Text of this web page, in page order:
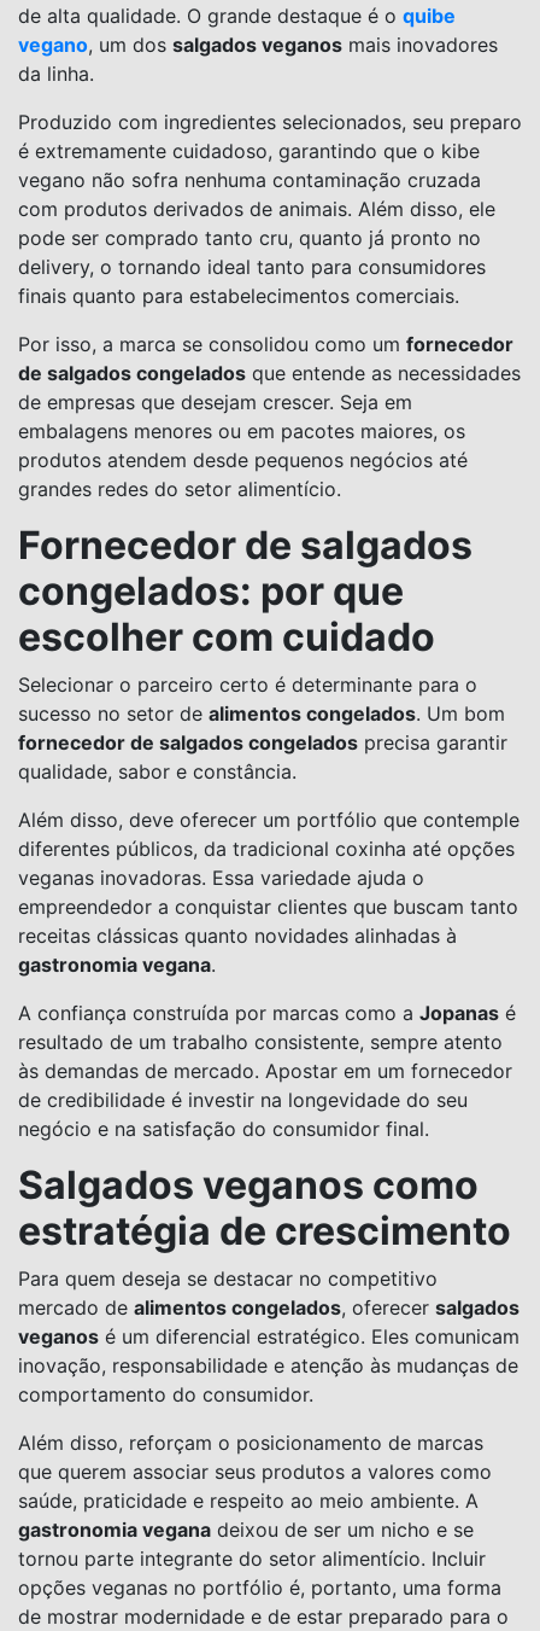
de alta qualidade. O grande destaque é o quibe
vegano, um dos salgados veganos mais inovadores
da linha.
Produzido com ingredientes selecionados, seu preparo
é extremamente cuidadoso, garantindo que o kibe
vegano não sofra nenhuma contaminação cruzada
com produtos derivados de animais. Além disso, ele
pode ser comprado tanto cru, quanto já pronto no
delivery, o tornando ideal tanto para consumidores
finais quanto para estabelecimentos comerciais.
Por isso, a marca se consolidou como um fornecedor
de salgados congelados que entende as necessidades
de empresas que desejam crescer. Seja em
embalagens menores ou em pacotes maiores, os
produtos atendem desde pequenos negócios até
grandes redes do setor alimentício.
Fornecedor de salgados
congelados: por que
escolher com cuidado
Selecionar o parceiro certo é determinante para o
sucesso no setor de alimentos congelados. Um bom
fornecedor de salgados congelados precisa garantir
qualidade, sabor e constância.
Além disso, deve oferecer um portfólio que contemple
diferentes públicos, da tradicional coxinha até opções
veganas inovadoras. Essa variedade ajuda o
empreendedor a conquistar clientes que buscam tanto
receitas clássicas quanto novidades alinhadas à
gastronomia vegana.
A confiança construída por marcas como a Jopanas é
resultado de um trabalho consistente, sempre atento
às demandas de mercado. Apostar em um fornecedor
de credibilidade é investir na longevidade do seu
negócio e na satisfação do consumidor final.
Salgados veganos como
estratégia de crescimento
Para quem deseja se destacar no competitivo
mercado de alimentos congelados, oferecer salgados
veganos é um diferencial estratégico. Eles comunicam
inovação, responsabilidade e atenção às mudanças de
comportamento do consumidor.
Além disso, reforçam o posicionamento de marcas
que querem associar seus produtos a valores como
saúde, praticidade e respeito ao meio ambiente. A
gastronomia vegana deixou de ser um nicho e se
tornou parte integrante do setor alimentício. Incluir
opções veganas no portfólio é, portanto, uma forma
de mostrar modernidade e de estar preparado para o